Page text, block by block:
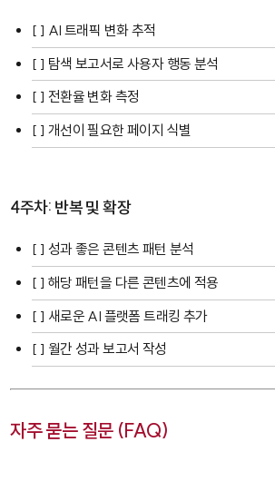
[ ] AI 트래픽 변화 추적
[ ] 탐색 보고서로 사용자 행동 분석
[ ] 전환율 변화 측정
[ ] 개선이 필요한 페이지 식별
4주차: 반복 및 확장
[ ] 성과 좋은 콘텐츠 패턴 분석
[ ] 해당 패턴을 다른 콘텐츠에 적용
[ ] 새로운 AI 플랫폼 트래킹 추가
[ ] 월간 성과 보고서 작성
자주 묻는 질문 (FAQ)